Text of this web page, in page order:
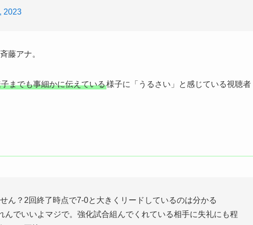
2023
藤アナ。
までも事細かに伝えている様子に「うるさい」と感じている視聴者
ん？2回終了時点で7-0と大きくリードしているのは分かる
んでいいよマジで。強化試合組んでくれている相手に失礼にも程